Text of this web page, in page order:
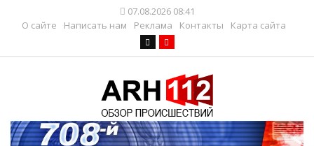
07.08.2026 08:41
О сайте
Написать нам Реклама Контакты Карта сайта